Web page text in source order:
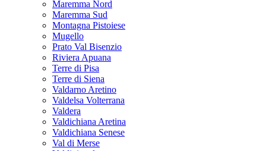
Maremma Nord
Maremma Sud
Montagna Pistoiese
Mugello
Prato Val Bisenzio
Riviera Apuana
Terre di Pisa
Terre di Siena
Valdarno Aretino
Valdelsa Volterrana
Valdera
Valdichiana Aretina
Valdichiana Senese
Val di Merse